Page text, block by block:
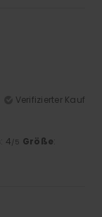
Verifizierter Kauf
: 4 /5 Größe: